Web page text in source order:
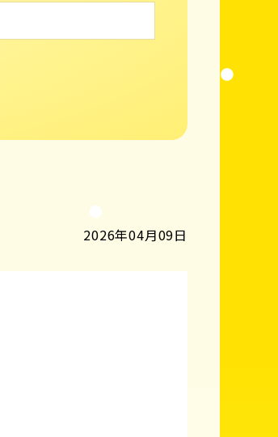
2026年04月09日